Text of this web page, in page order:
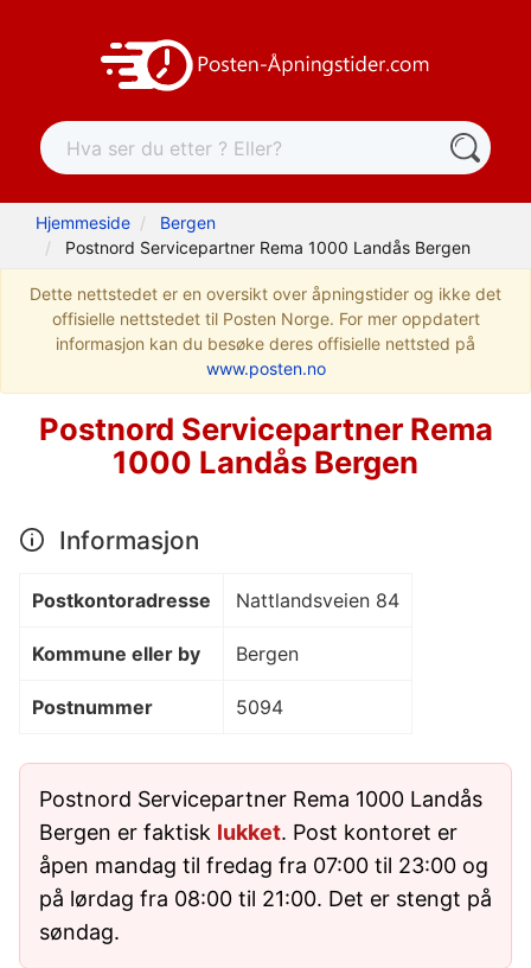
Hjemmeside
Bergen
Postnord Servicepartner Rema 1000 Landås Bergen
Dette nettstedet er en oversikt over åpningstider og ikke det
offisielle nettstedet til Posten Norge. For mer oppdatert
informasjon kan du besøke deres offisielle nettsted på
www.posten.no
Postnord Servicepartner Rema
1000 Landås Bergen
Informasjon
Postkontoradresse Nattlandsveien 84
Kommune eller by Bergen
Postnummer 5094
Postnord Servicepartner Rema 1000 Landås
Bergen er faktisk lukket. Post kontoret er
åpen mandag til fredag fra 07:00 til 23:00 og
på lørdag fra 08:00 til 21:00. Det er stengt på
søndag.